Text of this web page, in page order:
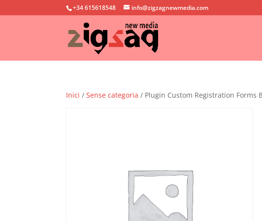
+34 615618548 info@zigzagnewmedia.com
Inici /Sense categoria / Plugin Custom Registration Forms